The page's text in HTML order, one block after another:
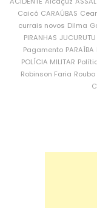
Caicó CARAÚBAS
currais novos Dilma
PIRANHAS JUCURUTU
Pagamento PARAÍBA
POLÍCIA MILITAR
Robinson Faria Roubo